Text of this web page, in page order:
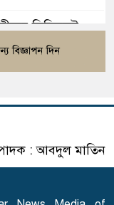
সিন্ডিকেট
আইনমন্ত্রী
৩০০ দিনে ৩০০
নিহত: ইউনিসেফ
: আবদুল মাতিন